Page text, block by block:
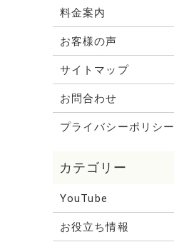
料金案内
お客様の声
サイトマップ
お問合わせ
プライバシーポリシー
YouTube
お役立ち情報